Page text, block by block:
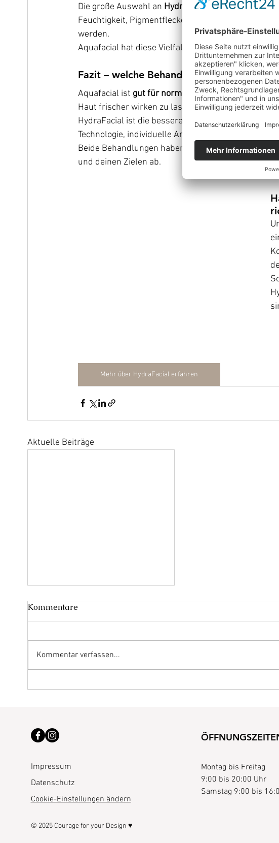
Die große Auswahl an HydraFacial-Boostern macht
Feuchtigkeit, Pigmentflecken, unreine Haut. So
werden.
Aquafacial hat diese Vielfalt nicht und bietet meist
Fazit – welche Behandlung passt zu dir?
Aquafacial ist gut für normale Haut, um
Haut frischer wirken zu lassen.
HydraFacial ist die bessere Wahl, wenn du mehr
Technologie, individuelle Anpassung und spürbar
Beide Behandlungen haben ihre
und deinen Zielen ab.
Mehr über HydraFacial erfahren
Aktuelle Beiträge
Kommentare
Kommentar verfassen...
Impressum
Datenschutz
Cookie-Einstellungen ändern
© 2025 Courage for your Design ♥
Montag bis Freitag
9:00 bis 20:00 Uhr
Samstag 9:00 bis